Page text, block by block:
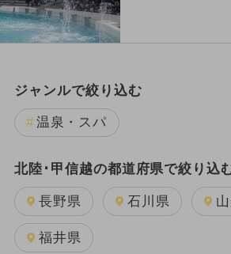
ジャンルで絞り込む
温泉・スパ
北陸･甲信越の都道府県で絞り込
長野県 石川県
福井県